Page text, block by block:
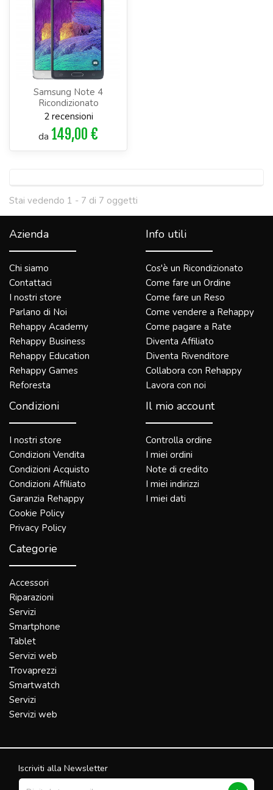
Samsung Note 4
Ricondizionato
2 recensioni
da 149,00 €
Stai vedendo 1 - 7 di 7 oggetti
Azienda
Chi siamo
Contattaci
I nostri store
Parlano di Noi
Rehappy Academy
Rehappy Business
Rehappy Education
Rehappy Games
Reforesta
Info utili
Cos'è un Ricondizionato
Come fare un Ordine
Come fare un Reso
Come vendere a Rehappy
Come pagare a Rate
Diventa Affiliato
Diventa Rivenditore
Collabora con Rehappy
Lavora con noi
Condizioni
I nostri store
Condizioni Vendita
Condizioni Acquisto
Condizioni Affiliato
Garanzia Rehappy
Cookie Policy
Privacy Policy
Il mio account
Controlla ordine
I miei ordini
Note di credito
I miei indirizzi
I miei dati
Categorie
Accessori
Riparazioni
Servizi
Smartphone
Tablet
Servizi web
Trovaprezzi
Smartwatch
Servizi
Servizi web
Iscriviti alla Newsletter